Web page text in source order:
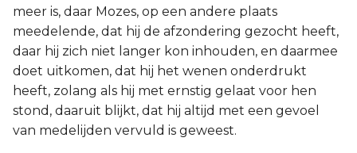
meer is, daar Mozes, op een andere plaats
meedelende, dat hij de afzondering gezocht heeft,
daar hij zich niet langer kon inhouden, en daarmee
doet uitkomen, dat hij het wenen onderdrukt
heeft, zolang als hij met ernstig gelaat voor hen
stond, daaruit blijkt, dat hij altijd met een gevoel
van medelijden vervuld is geweest.